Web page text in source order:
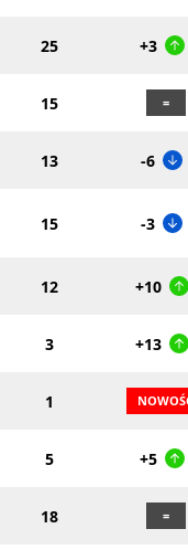
25 +3
15
13 -6
15 -3
12 +10
3 +13
1
5 +5
18